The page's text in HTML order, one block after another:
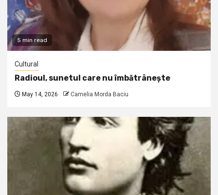
5 min read
Cultural
Radioul, sunetul care nu îmbătrânește
May 14, 2026 Camelia Morda Baciu